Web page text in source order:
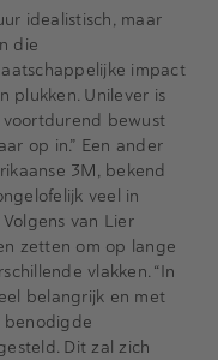
idealistisch, maar
die
impact
plukken. Unilever is
bewust
op in.” Een ander
3M, bekend
veel in
van Lier
zetten om op lange
vlakken. “In
belangrijk en met
benodigde
Dit zal zich